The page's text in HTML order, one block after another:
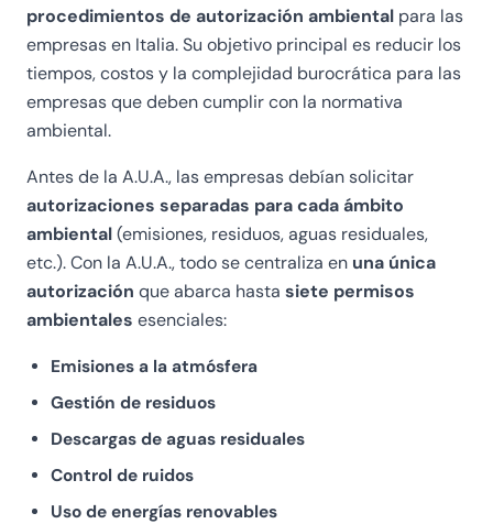
procedimientos de autorización ambiental para las
empresas en Italia. Su objetivo principal es reducir los
tiempos, costos y la complejidad burocrática para las
empresas que deben cumplir con la normativa
ambiental.
Antes de la A.U.A., las empresas debían solicitar
autorizaciones separadas para cada ámbito
ambiental(emisiones, residuos, aguas residuales,
etc.). Con la A.U.A., todo se centraliza en una única
autorización que abarca hasta siete permisos
ambientales esenciales:
Emisiones a la atmósfera
Gestión de residuos
Descargas de aguas residuales
Control de ruidos
Uso de energías renovables